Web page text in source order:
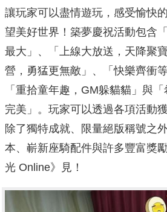
讓玩家可以盡情遊玩，感受愉快
望美好世界！築夢慶祝活動包含
最大」、「上線大放送，天降聚
營，勇猛更無敵」、「快樂齊衝
「重拾童年趣，GM躲貓貓」與
完美」。玩家可以透過各項活動
除了獨特成就、限量絕版稱號之
本、嶄新座騎配件與許多豐富獎
光 Online》見！